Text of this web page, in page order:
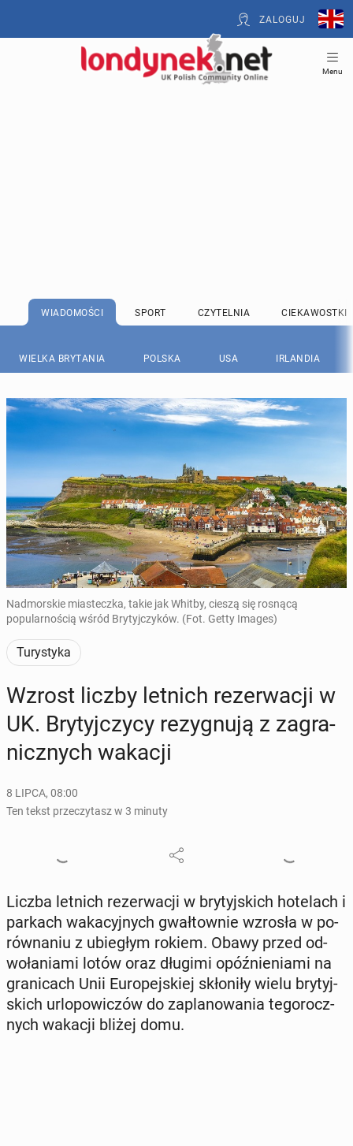
ZALOGUJ
Menu
WIADOMOŚCI SPORT CZYTELNIA CIEKAWOSTKI
WIELKA BRYTANIA POLSKA USA IRLANDIA
Nadmorskie miasteczka, takie jak Whitby, cieszą się rosnącą
popularnością wśród Brytyjczyków. (Fot. Getty Images)
Turystyka
Wzrost liczby letnich re­zer­wa­cji w
UK. Bry­tyj­czy­cy re­zy­gnu­ją z za­gra­
nicz­nych wakacji
8 LIPCA, 08:00
Ten tekst przeczytasz w 3 minuty
Liczba letnich re­zer­wa­cji w bry­tyj­skich ho­te­lach i
parkach wa­ka­cyj­nych gwał­tow­nie wzrosła w po­
rów­na­niu z ubie­głym rokiem. Obawy przed od­
wo­ła­nia­mi lotów oraz długimi opóź­nie­nia­mi na
gra­ni­cach Unii Eu­ro­pej­skiej skło­ni­ły wielu bry­tyj­
skich urlo­po­wi­czów do za­pla­no­wa­nia te­go­rocz­
nych wakacji bliżej domu.